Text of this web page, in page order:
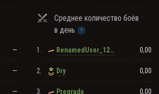
Среднее количество боёв
в день
—
—
—
1. RenamedUser_120796 0,00
2. Dry 0,00
3. Pregrada 0,00